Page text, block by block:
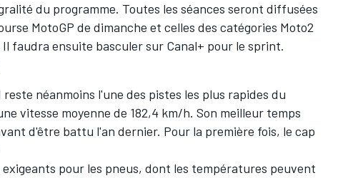
du programme. Toutes les séances seront diffusées
MotoGP de dimanche et celles des catégories Moto2
faudra ensuite basculer sur Canal+ pour le sprint.
néanmoins l'une des pistes les plus rapides du
vitesse moyenne de 182,4 km/h. Son meilleur temps
d'être battu l'an dernier. Pour la première fois, le cap
pour les pneus, dont les températures peuvent